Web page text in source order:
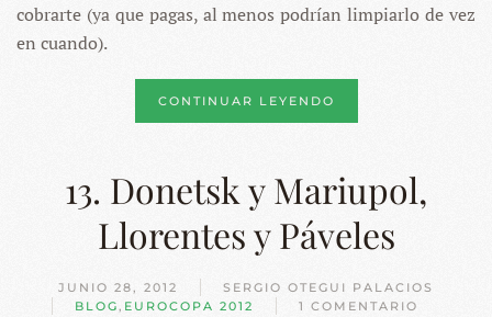
cobrarte (ya que pagas, al menos podrían limpiarlo de vez
en cuando).
CONTINUAR LEYENDO
13. Donetsk y Mariupol,
Llorentes y Páveles
JUNIO 28, 2012
SERGIO OTEGUI PALACIOS
BLOG , EUROCOPA 2012 1 COMENTARIO
EN